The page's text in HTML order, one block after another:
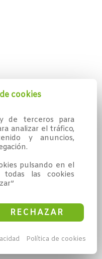
cookies
de terceros para
analizar el tráfico,
y anuncios,
pulsando en el
todas las cookies
RECHAZAR
Política de cookies